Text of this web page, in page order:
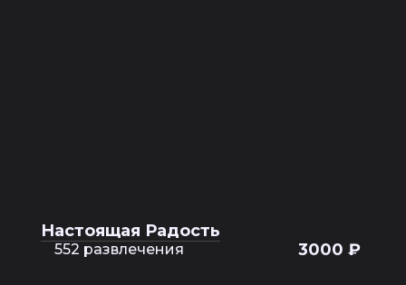
Настоящая Радость
552 развлечения 3000 ₽